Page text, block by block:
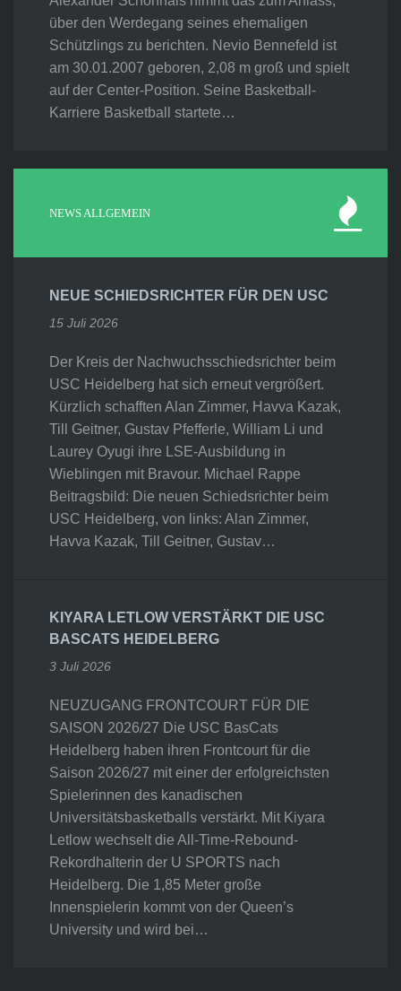
über den Werdegang seines ehemaligen
Schützlings zu berichten. Nevio Bennefeld ist
am 30.01.2007 geboren, 2,08 m groß und spielt
auf der Center-Position. Seine Basketball-
Karriere Basketball startete…
NEWS ALLGEMEIN
NEUE SCHIEDSRICHTER FÜR DEN USC
15 Juli 2026
Der Kreis der Nachwuchsschiedsrichter beim
USC Heidelberg hat sich erneut vergrößert.
Kürzlich schafften Alan Zimmer, Havva Kazak,
Till Geitner, Gustav Pfefferle, William Li und
Laurey Oyugi ihre LSE-Ausbildung in
Wieblingen mit Bravour. Michael Rappe
Beitragsbild: Die neuen Schiedsrichter beim
USC Heidelberg, von links: Alan Zimmer,
Havva Kazak, Till Geitner, Gustav…
KIYARA LETLOW VERSTÄRKT DIE USC
BASCATS HEIDELBERG
3 Juli 2026
NEUZUGANG FRONTCOURT FÜR DIE
SAISON 2026/27 Die USC BasCats
Heidelberg haben ihren Frontcourt für die
Saison 2026/27 mit einer der erfolgreichsten
Spielerinnen des kanadischen
Universitätsbasketballs verstärkt. Mit Kiyara
Letlow wechselt die All-Time-Rebound-
Rekordhalterin der U SPORTS nach
Heidelberg. Die 1,85 Meter große
Innenspielerin kommt von der Queen’s
University und wird bei…